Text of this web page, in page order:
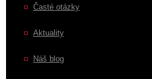
Časté otázky
Aktuality
Náš blog